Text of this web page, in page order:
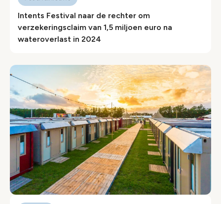
Intents Festival naar de rechter om
verzekeringsclaim van 1,5 miljoen euro na
wateroverlast in 2024